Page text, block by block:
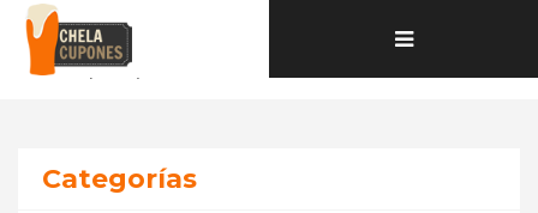
Toggle
navigation
Home
Deals and coupons de la categoría Cervecería ubicados en Todo
México (Online)
Categorías